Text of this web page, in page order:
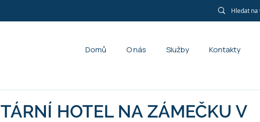
Domů O nás Služby Kontakty
HOTEL NA ZÁMEČKU V